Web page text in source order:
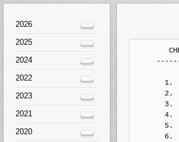
1.
2.
3.
4.
5.
6.
2026
2025
2024
2022
2023
2021
2020